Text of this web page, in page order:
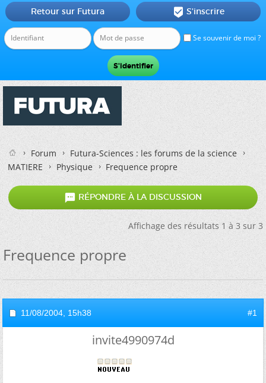
Se souvenir de moi ?
Retour sur Futura  S'inscrire
Forum
Futura-Sciences : les forums de la science
MATIERE
Physique Frequence propre
 RÉPONDRE À LA DISCUSSION
Affichage des résultats 1 à 3 sur 3
Frequence propre
11/08/2004, 15h38 #1
invite4990974d